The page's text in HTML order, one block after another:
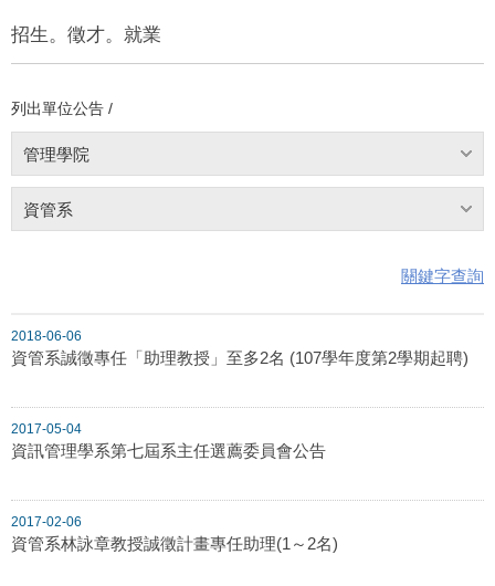
招生。徵才。就業
列出單位公告 /
管理學院
資管系
關鍵字查詢
2018-06-06
資管系誠徵專任「助理教授」至多2名 (107學年度第2學期起聘)
2017-05-04
資訊管理學系第七屆系主任選薦委員會公告
2017-02-06
資管系林詠章教授誠徵計畫專任助理(1～2名)